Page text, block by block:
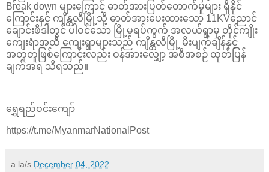
Break down များကြောင့် ဓာတ်အားပြတ်တောက်မှုများ ရှိနိုင်
ကြောင်းနှင့် ကျိန္တလီမြို့သို့ ဓာတ်အားပေးထားသော 11KVညောင်
ချောင်းဖီဒါတွင် ပါဝင်သော မြို့မရပ်ကွက် အလယ်ရွာမှ တိုင်ကျိုး
ကျေးရံာအထိ ကျေးရွာများသည် ကျိန္တလီမြို့ မီးပျက်ချိန်နှင့်
အတူတူဖြစ်ကြောင်းလည်း ဝန်အားလျှော့ အစီအစဉ် ထုတ်ပြန်
ချက်အရ သိရသည်။
ရွှေရည်ဝင်းကျော်
https://t.me/MyanmarNationalPost
a la/s December 04, 2022